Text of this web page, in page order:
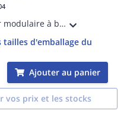
Répartiteur modulaire à barreaux étagés tétrapolaire 40A 1 arrivée 2,5mm² à 16mm² en conducteur rigide ou 1,5mm² à 10mm² en conducteur souple avec ou sans embout et 12 départs - 6 modules
tailles d'emballage du
Ajouter au panier
vos prix et les stocks